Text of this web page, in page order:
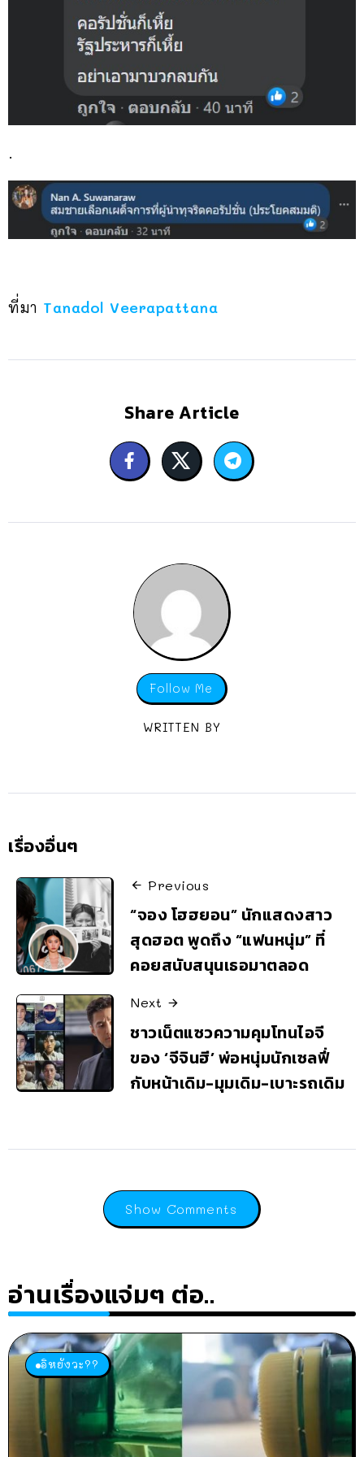
.
ที่มา Tanadol Veerapattana
Share Article
Follow Me
WRITTEN BY
เรื่องอื่นๆ
Previous
“จอง โฮฮยอน” นักแสดงสาว
สุดฮอต พูดถึง “แฟนหนุ่ม” ที่
คอยสนับสนุนเธอมาตลอด
Next
ชาวเน็ตแซวความคุมโทนไอจี
ของ ‘จีจินฮี’ พ่อหนุ่มนักเซลฟี่
กับหน้าเดิม-มุมเดิม-เบาะรถเดิม
Show Comments
อ่านเรื่องแจ่มๆ ต่อ..
อิหยังวะ??